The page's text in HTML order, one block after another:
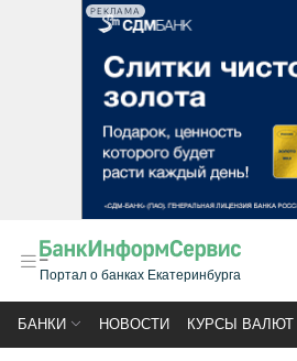
РЕКЛАМА
Портал о банках Екатеринбурга
БАНКИ НОВОСТИ КУРСЫ ВАЛЮТ